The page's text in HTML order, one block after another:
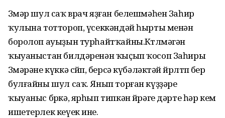
Зөмәр шул саҡ врач яҙған белешмәһен Заһир
ҡулына тоттороп, үсеккәндәй һырты менән
боролоп ауыҙын турһайтҡайны.Көтөлмәгән
ҡыуаныстан билдәренән ҡыҫып ҡосоп Заһиры
Зөмәрәне күккә сөйөп, берсә күбәләктәй өйрөлтөп бер
булғайны шул саҡ. Янып торған күҙҙәре
ҡыуаныс бөркә, ярһып типкән йөрәге дәрте һәр кем
ишетерлек кеүек ине.